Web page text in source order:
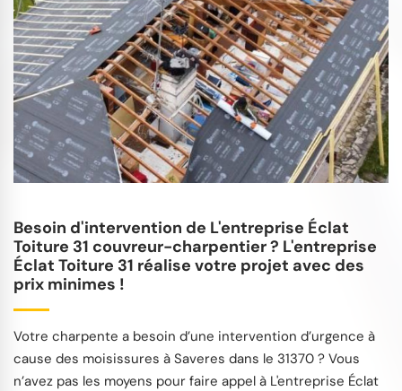
Besoin d'intervention de L'entreprise Éclat
Toiture 31 couvreur-charpentier ? L'entreprise
Éclat Toiture 31 réalise votre projet avec des
prix minimes !
Votre charpente a besoin d’une intervention d’urgence à
cause des moisissures à Saveres dans le 31370 ? Vous
n’avez pas les moyens pour faire appel à L'entreprise Éclat